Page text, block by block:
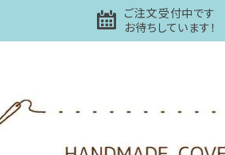
ご注文受付中です
お待ちしています！